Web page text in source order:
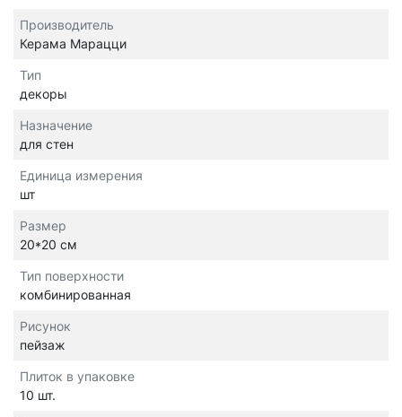
Производитель
Керама Марацци
Тип
декоры
Назначение
для стен
Единица измерения
шт
Размер
20*20 см
Тип поверхности
комбинированная
Рисунок
пейзаж
Плиток в упаковке
10 шт.